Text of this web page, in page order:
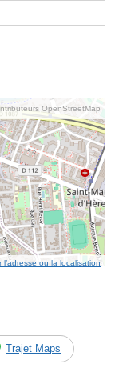
OpenStreetMap
l’adresse ou la localisation
Trajet Maps